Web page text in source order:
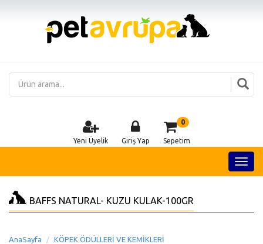
Yeni Üyelik Giriş Yap
0
Sepetim
BAFFS NATURAL- KUZU KULAK-100GR
AnaSayfa
KÖPEK ÖDÜLLERİ VE KEMİKLERİ